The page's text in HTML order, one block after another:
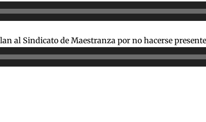
al Sindicato de Maestranza por no hacerse